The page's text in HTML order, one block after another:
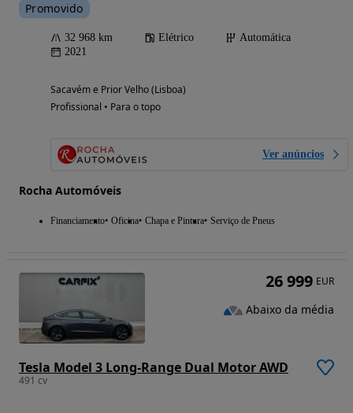
Promovido
32 968 km Elétrico
Automática
2021
Sacavém e Prior Velho (Lisboa)
Profissional • Para o topo
Ver anúncios
Rocha Automóveis
Financiamento Oficina Chapa e Pintura Serviço de Pneus
Tesla Model 3 Long-Range Dual Motor AWD
491 cv
26 999 EUR
Abaixo da média